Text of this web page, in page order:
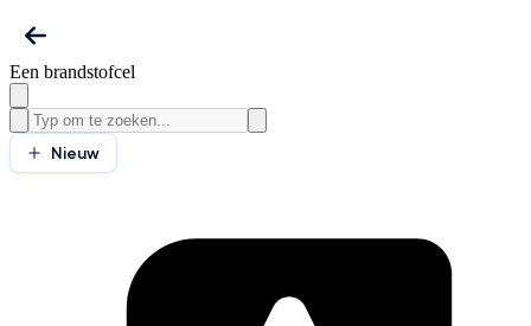
Een brandstofcel
Nieuw